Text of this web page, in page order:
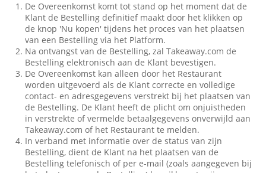
De Overeenkomst komt tot stand op het moment dat de
Klant de Bestelling definitief maakt door het klikken op
de knop 'Nu kopen' tijdens het proces van het plaatsen
van een Bestelling via het Platform.
Na ontvangst van de Bestelling, zal Takeaway.com de
Bestelling elektronisch aan de Klant bevestigen.
De Overeenkomst kan alleen door het Restaurant
worden uitgevoerd als de Klant correcte en volledige
contact- en adresgegevens verstrekt bij het plaatsen van
de Bestelling. De Klant heeft de plicht om onjuistheden
in verstrekte of vermelde betaalgegevens onverwijld aan
Takeaway.com of het Restaurant te melden.
In verband met informatie over de status van zijn
Bestelling, dient de Klant na het plaatsen van de
Bestelling telefonisch of per e-mail (zoals aangegeven bij